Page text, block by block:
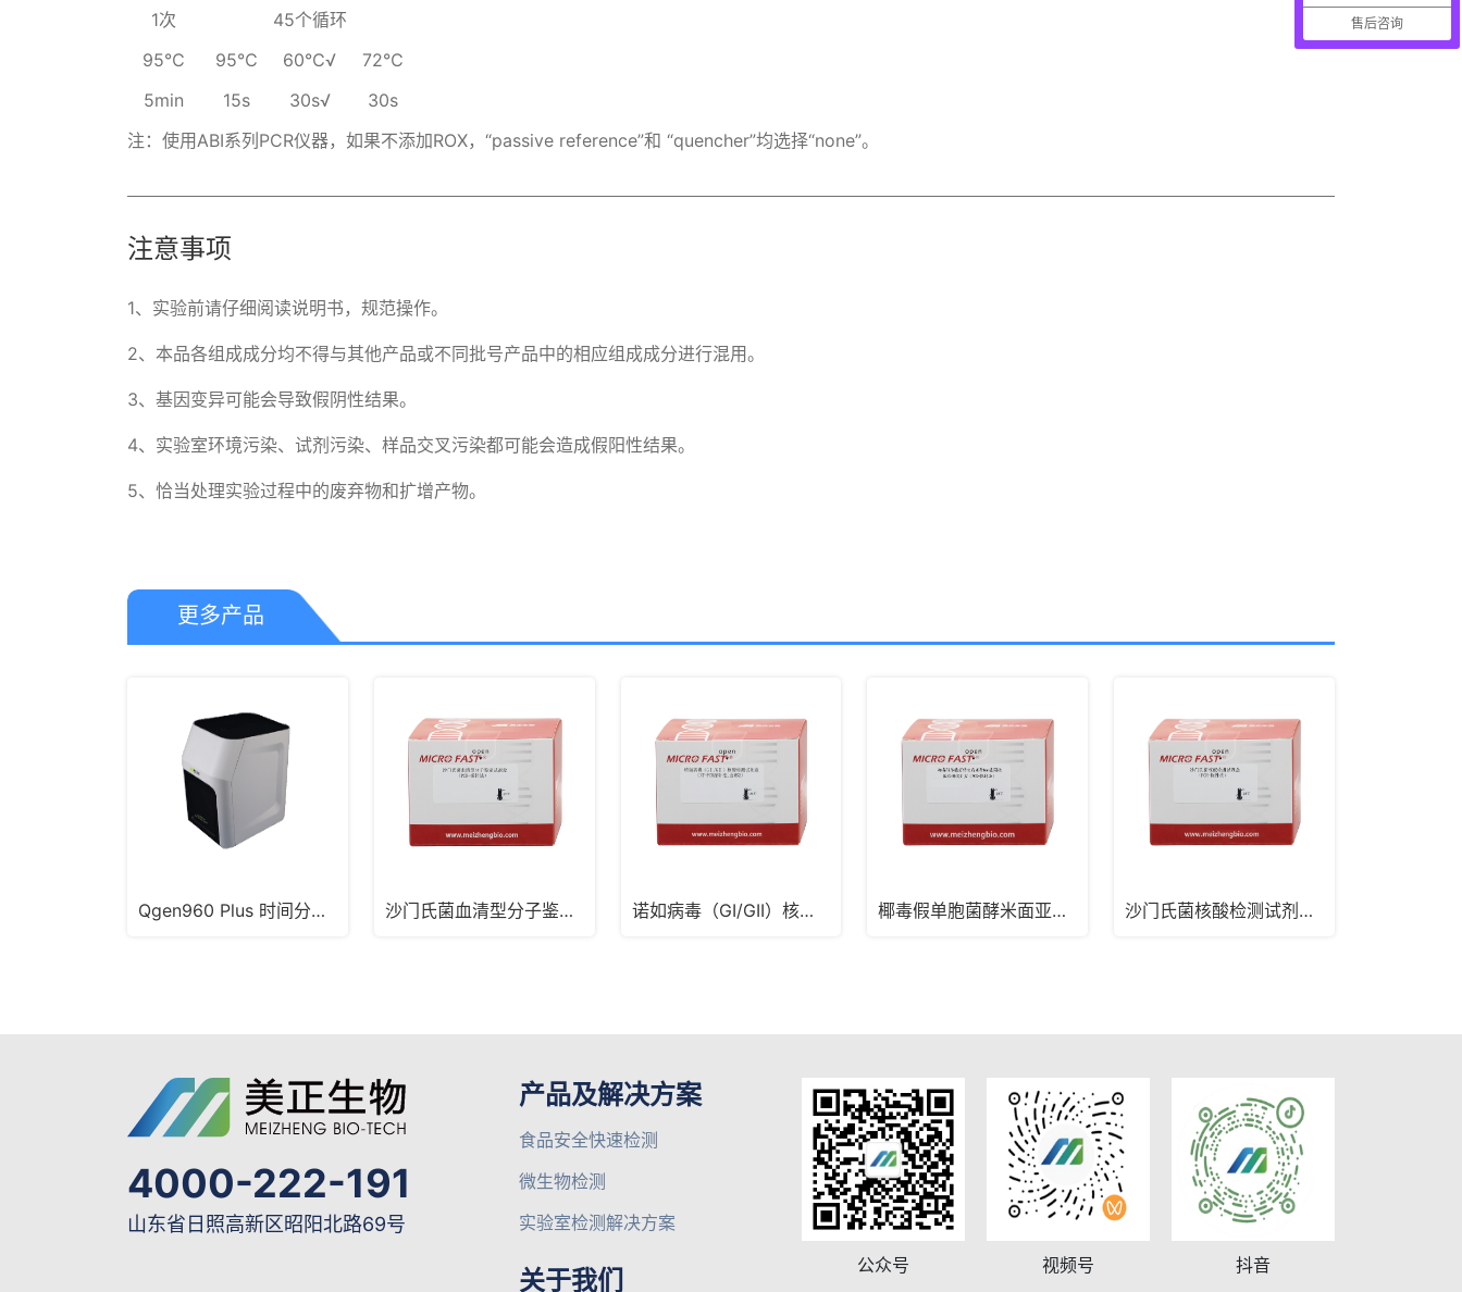
1次
45个循环
95℃
95℃ 60℃√
72℃
5min
15s 30s√
30s
注：使用ABI系列PCR仪器，如果不添加ROX，“passive reference”和 “quencher”均选择“none”。
注意事项
1、实验前请仔细阅读说明书，规范操作。
2、本品各组成成分均不得与其他产品或不同批号产品中的相应组成成分进行混用。
3、基因变异可能会导致假阴性结果。
4、实验室环境污染、试剂污染、样品交叉污染都可能会造成假阳性结果。
5、恰当处理实验过程中的废弃物和扩增产物。
更多产品
Qgen960 Plus 时间分辨定量PCR系统 沙门氏菌血清型分子鉴定试剂盒（PCR-探针法） 诺如病毒（GI/GII）核酸检测试剂盒（RT-PCR探针法，含MS2） 椰毒假单胞菌酵米面亚种bon基因核酸检测试剂盒（PCR-探针法） 沙门氏菌核酸检测试剂盒（PCR-探针法）
4000-222-191
山东省日照高新区昭阳北路69号
产品及解决方案
食品安全快速检测
微生物检测
实验室检测解决方案
关于我们 公众号 视频号 抖音
售后咨询